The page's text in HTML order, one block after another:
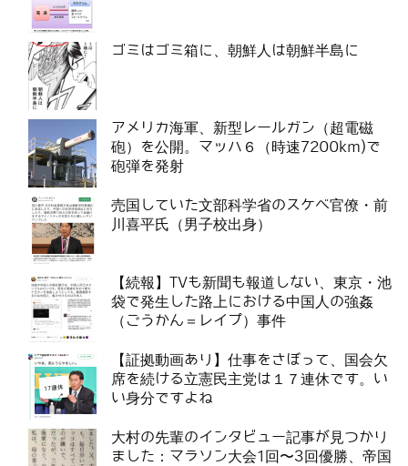
ゴミはゴミ箱に、朝鮮人は朝鮮半島に
アメリカ海軍、新型レールガン（超電磁
砲）を公開。マッハ６（時速7200km)で
砲弾を発射
売国していた文部科学省のスケベ官僚・前
川喜平氏（男子校出身）
【続報】TVも新聞も報道しない、東京・池
袋で発生した路上における中国人の強姦
（ごうかん＝レイプ）事件
【証拠動画あり】仕事をさぼって、国会欠
席を続ける立憲民主党は１７連休です。い
い身分ですよね
大村の先輩のインタビュー記事が見つかり
ました：マラソン大会1回〜3回優勝、帝国